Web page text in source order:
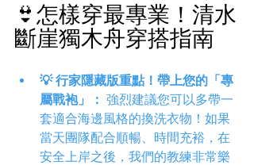
👙怎樣穿最專業！清水
斷崖獨木舟穿搭指南
💡 行家隱藏版重點！帶上您的「專
屬戰袍」： 強烈建議您可以多帶一
套適合海邊風格的換洗衣物！如果
當天團隊配合順暢、時間充裕，在
安全上岸之後，我們的教練非常樂